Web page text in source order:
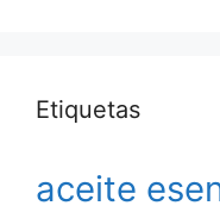
Etiquetas
aceite